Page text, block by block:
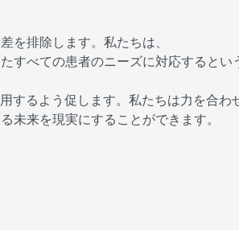
を排除します。私たちは、
すべての患者のニーズに対応するとい
るよう促します。私たちは力を合わ
来を現実にすることができます。